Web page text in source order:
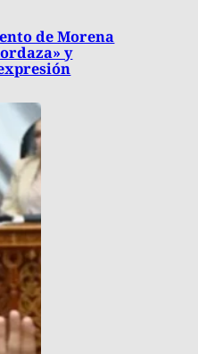
de Morena
y